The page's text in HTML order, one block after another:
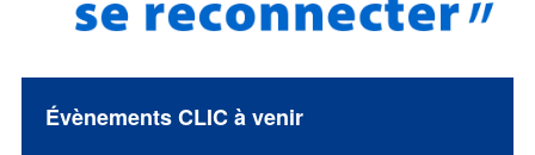
Évènements CLIC à venir